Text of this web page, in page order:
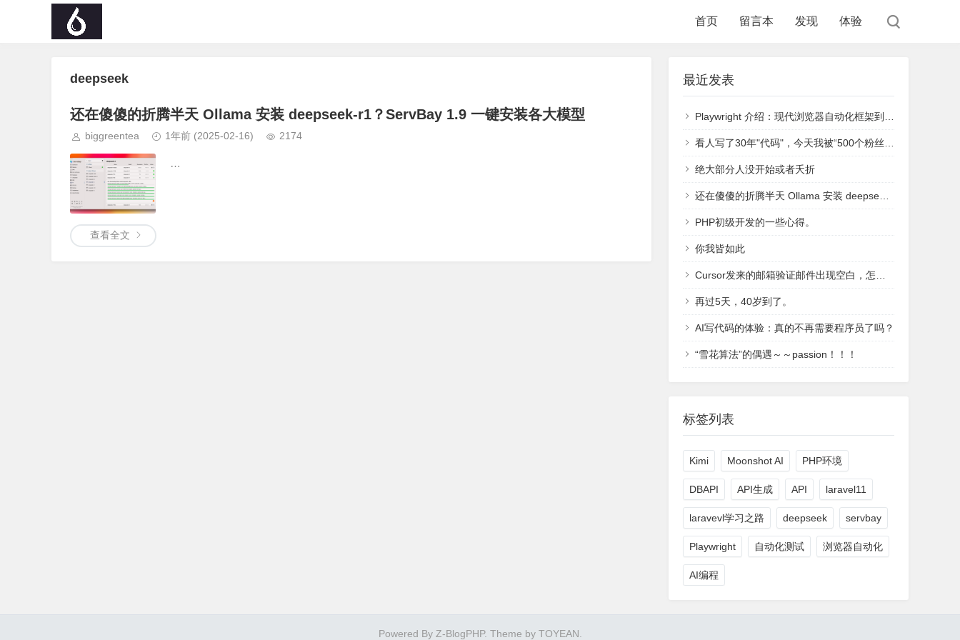
首页 留言本 发现 体验
deepseek
还在傻傻的折腾半天 Ollama 安装 deepseek-r1？ServBay 1.9 一键安装各大模型
biggreentea 1年前 (2025-02-16) 2174
…
查看全文
最近发表
Playwright 介绍：现代浏览器自动化框架到底能做什么？
看人写了30年"代码"，今天我被“500个粉丝”难住了
绝大部分人没开始或者夭折
还在傻傻的折腾半天 Ollama 安装 deepseek-r1？ServBay 1.9 一键安装各大模型
PHP初级开发的一些心得。
你我皆如此
Cursor发来的邮箱验证邮件出现空白，怎么办？已解决。查看源码即可看到验证码。
再过5天，40岁到了。
AI写代码的体验：真的不再需要程序员了吗？
“雪花算法”的偶遇～～passion！！！
标签列表
Kimi Moonshot AI PHP环境
DBAPI API生成 API laravel11
laravevl学习之路 deepseek servbay
Playwright 自动化测试 浏览器自动化
AI编程
Powered By Z-BlogPHP. Theme by TOYEAN